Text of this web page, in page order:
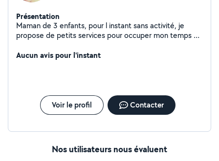
Présentation
Maman de 3 enfants, pour l instant sans activité, je
propose de petits services pour occuper mon temps et
bientôt peut être?
Aucun avis pour l'instant
Voir le profil Contacter
Nos utilisateurs nous évaluent